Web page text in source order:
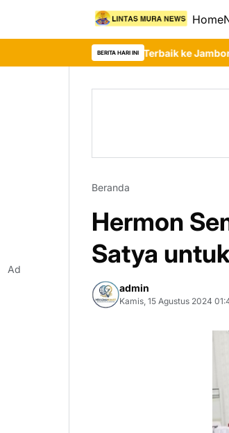
Home
BERITA HARI INI
Terbaik ke Jambore Nasional XII 2026
Beranda
Hermon
Satya
admin
Kamis, 15 Agustus 2024
Ad